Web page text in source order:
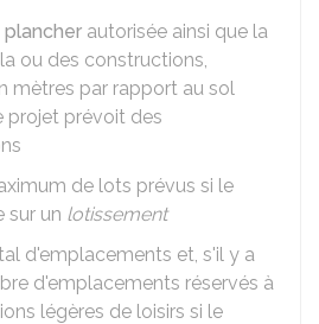
autorisée ainsi que la
ou des constructions,
mètres par rapport au sol
projet prévoit des
de lots prévus si le
sur un lotissement
d'emplacements et, s'il y a
d'emplacements réservés à
légères de loisirs si le